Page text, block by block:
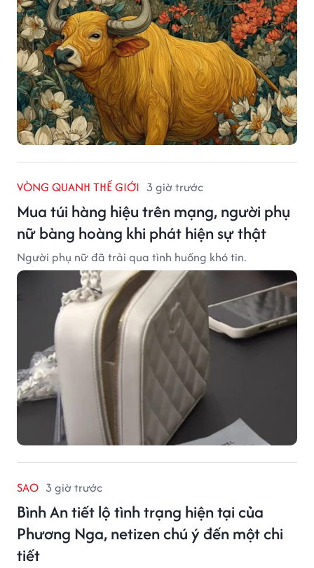
VÒNG QUANH THẾ GIỚI 3 giờ trước
Mua túi hàng hiệu trên mạng, người phụ
nữ bàng hoàng khi phát hiện sự thật
Người phụ nữ đã trải qua tình huống khó tin.
SAO 3 giờ trước
Bình An tiết lộ tình trạng hiện tại của
Phương Nga, netizen chú ý đến một chi
tiết